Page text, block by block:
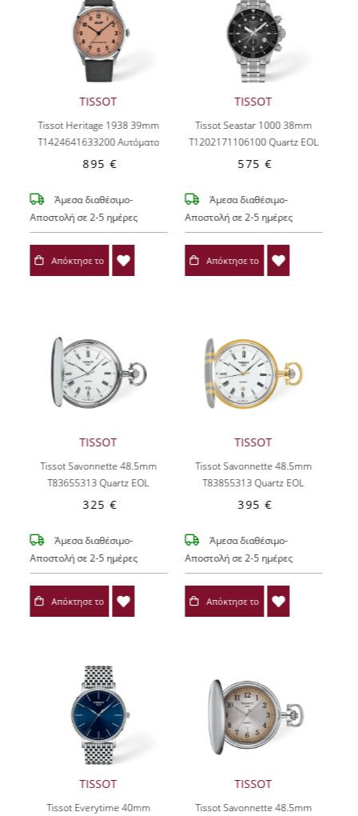
TISSOT
Tissot Heritage 1938 39mm
T1424641633200Αυτόματο
895 €
Άμεσα διαθέσιμο-
Αποστολή σε 2-5 ημέρες
Απόκτησε το
TISSOT
Tissot Seastar 1000 38mm
T1202171106100Quartz EOL
575 €
Άμεσα διαθέσιμο-
Αποστολή σε 2-5 ημέρες
Απόκτησε το
TISSOT
Tissot Savonnette 48.5mm
T83655313Quartz EOL
325 €
Άμεσα διαθέσιμο-
Αποστολή σε 2-5 ημέρες
Απόκτησε το
TISSOT
Tissot Savonnette 48.5mm
T83855313Quartz EOL
395 €
Άμεσα διαθέσιμο-
Αποστολή σε 2-5 ημέρες
Απόκτησε το
TISSOT
Tissot Everytime 40mm
TISSOT
Tissot Savonnette 48.5mm